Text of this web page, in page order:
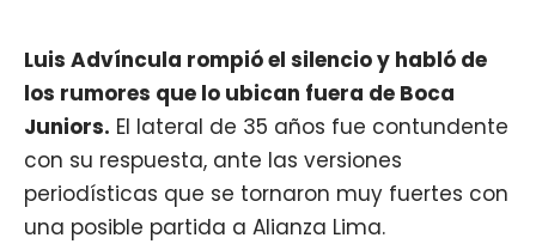
Luis Advíncula rompió el silencio y habló de
los rumores que lo ubican fuera de Boca
Juniors. El lateral de 35 años fue contundente
con su respuesta, ante las versiones
periodísticas que se tornaron muy fuertes con
una posible partida a Alianza Lima.